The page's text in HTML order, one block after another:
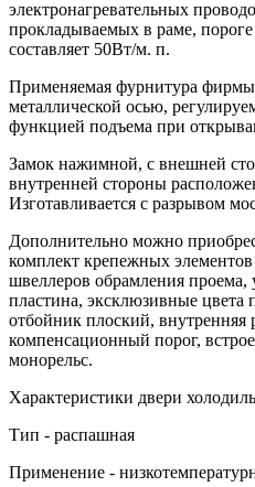
электронагревательных
прокладываемых в раме,
составляет 50Вт/м. п.
Применяемая фурнитура фирмы
металлической осью,
функцией подъема при
Замок нажимной, с внешней
внутренней стороны
Изготавливается с разрывом
Дополнительно можно
комплект крепежных
швеллеров обрамления проема,
пластина, эксклюзивные цвета
отбойник плоский, внутренняя
компенсационный порог,
монорельс.
Характеристики двери
Тип - распашная
Применение -